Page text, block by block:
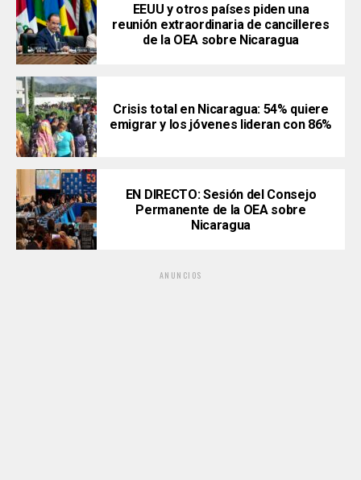
EEUU y otros países piden una
reunión extraordinaria de cancilleres
de la OEA sobre Nicaragua
Crisis total en Nicaragua: 54% quiere
emigrar y los jóvenes lideran con 86%
EN DIRECTO: Sesión del Consejo
Permanente de la OEA sobre
Nicaragua
ANUNCIOS